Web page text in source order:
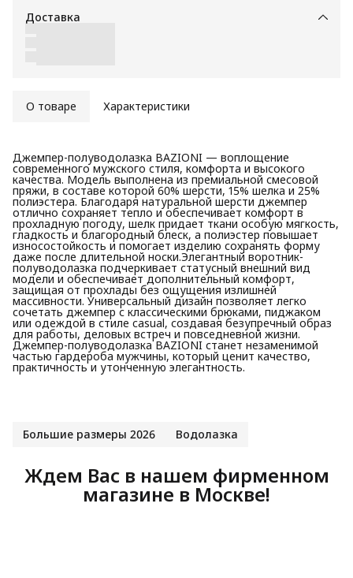
Доставка
О товаре Характеристики
Джемпер-полуводолазка BAZIONI — воплощение
современного мужского стиля, комфорта и высокого
качества. Модель выполнена из премиальной смесовой
пряжи, в составе которой 60% шерсти, 15% шелка и 25%
полиэстера. Благодаря натуральной шерсти джемпер
отлично сохраняет тепло и обеспечивает комфорт в
прохладную погоду, шелк придает ткани особую мягкость,
гладкость и благородный блеск, а полиэстер повышает
износостойкость и помогает изделию сохранять форму
даже после длительной носки.Элегантный воротник-
полуводолазка подчеркивает статусный внешний вид
модели и обеспечивает дополнительный комфорт,
защищая от прохлады без ощущения излишней
массивности. Универсальный дизайн позволяет легко
сочетать джемпер с классическими брюками, пиджаком
или одеждой в стиле casual, создавая безупречный образ
для работы, деловых встреч и повседневной жизни.
Джемпер-полуводолазка BAZIONI станет незаменимой
частью гардероба мужчины, который ценит качество,
практичность и утонченную элегантность.
Большие размеры 2026 Водолазка
Ждем Вас в нашем фирменном
магазине в Москве!